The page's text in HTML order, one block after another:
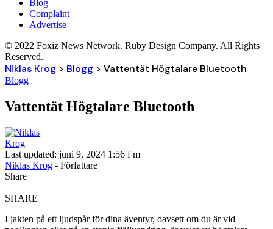
Blog
Complaint
Advertise
© 2022 Foxiz News Network. Ruby Design Company. All Rights
Reserved.
Niklas Krog > Blogg > Vattentät Högtalare Bluetooth
Blogg
Vattentät Högtalare Bluetooth
Last updated: juni 9, 2024 1:56 f m
Niklas Krog - Författare
Share
SHARE
I jakten på ett ljudspår för dina äventyr, oavsett om du är vid